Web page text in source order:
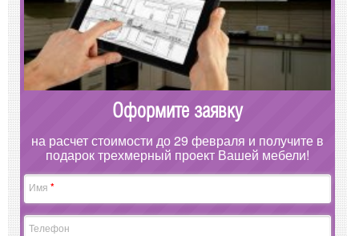
Оформите заявку
на расчет стоимости до 29 февраля и получите в
подарок трехмерный проект Вашей мебели!
Имя *
Телефон